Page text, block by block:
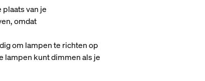
van je
omdat
om lampen te richten op
lampen kunt dimmen als je